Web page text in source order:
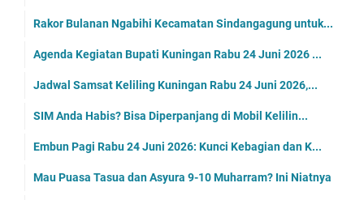
Rakor Bulanan Ngabihi Kecamatan Sindangagung untuk...
Agenda Kegiatan Bupati Kuningan Rabu 24 Juni 2026 ...
Jadwal Samsat Keliling Kuningan Rabu 24 Juni 2026,...
SIM Anda Habis? Bisa Diperpanjang di Mobil Kelilin...
Embun Pagi Rabu 24 Juni 2026: Kunci Kebagian dan K...
Mau Puasa Tasua dan Asyura 9-10 Muharram? Ini Niatnya